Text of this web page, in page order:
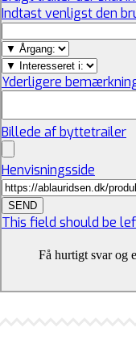
Indtast venligst den
Yderligere
Billede af byttetrailer
Henvisningsside
SEND
This field should be
Få hurtigt svar og